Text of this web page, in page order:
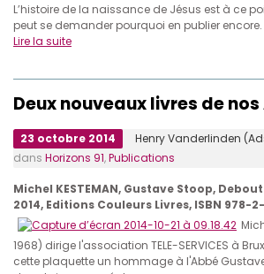
L’histoire de la naissance de Jésus est à ce
peut se demander pourquoi en publier encore.
Lire la suite
Deux nouveaux livres de nos
23 octobre 2014 Henry Vanderlinden
dans Horizons 91,Publications
Michel KESTEMAN, Gustave Stoop,
2014, Editions Couleurs Livres, ISBN 978-
1968) dirige l'association TELE-SERVICES à
cette plaquette un hommage à l'Abbé Gustave